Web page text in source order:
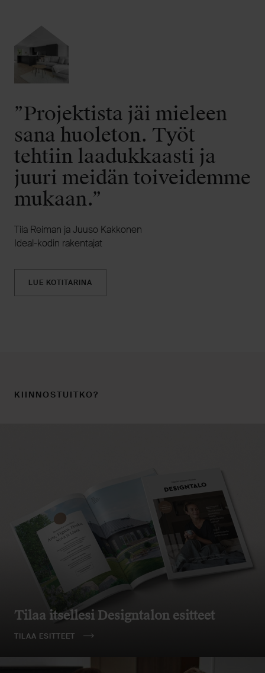
”Projektista jäi mieleen
sana huoleton. Työt
tehtiin laadukkaasti ja
juuri meidän toiveidemme
mukaan.”
Tiia Reiman ja Juuso Kakkonen
Ideal-kodin rakentajat
LUE KOTITARINA
KIINNOSTUITKO?
Tilaa itsellesi Designtalon esitteet
TILAA ESITTEET